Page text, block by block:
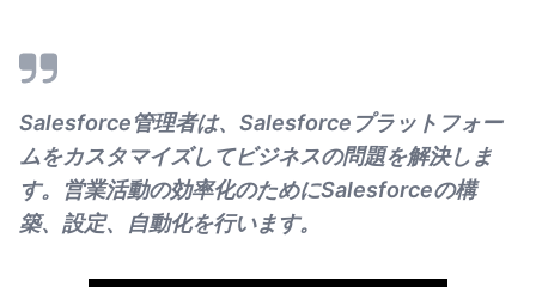
Salesforce管理者は、Salesforceプラットフォー
ムをカスタマイズしてビジネスの問題を解決しま
す。営業活動の効率化のためにSalesforceの構
築、設定、自動化を行います。